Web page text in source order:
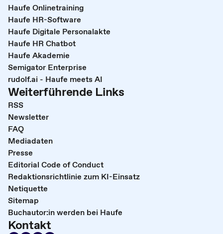
Haufe Onlinetraining
Haufe HR-Software
Haufe Digitale Personalakte
Haufe HR Chatbot
Haufe Akademie
Semigator Enterprise
rudolf.ai - Haufe meets AI
Weiterführende Links
RSS
Newsletter
FAQ
Mediadaten
Presse
Editorial Code of Conduct
Redaktionsrichtlinie zum KI-Einsatz
Netiquette
Sitemap
Buchautor:in werden bei Haufe
Kontakt